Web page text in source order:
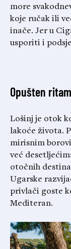
more
koje ručak ili
inače. Jer u
usporiti i
Opušten
Lošinj je otok
lakoće života.
mirisnim
već
otočnih
Ugarske
privlači goste
Mediteran.